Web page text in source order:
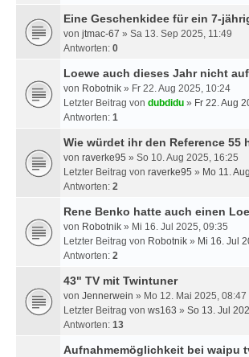
Eine Geschenkidee für ein 7-
von jtmac-67 » Sa 13. Sep 2025, 11:49
Antworten: 0
Loewe auch dieses Jahr nicht auf
von Robotnik » Fr 22. Aug 2025, 10:24
Letzter Beitrag von dubdidu » Fr 22. Aug
Antworten: 1
Wie würdet ihr den Reference 55
von raverke95 » So 10. Aug 2025, 16:25
Letzter Beitrag von raverke95 » Mo 11.
Antworten: 2
Rene Benko hatte auch einen
von Robotnik » Mi 16. Jul 2025, 09:35
Letzter Beitrag von Robotnik » Mi 16. Jul
Antworten: 2
43" TV mit Twintuner
von Jennerwein » Mo 12. Mai 2025, 08:47
Letzter Beitrag von ws163 » So 13. Jul
Antworten: 13
Aufnahmemöglichkeit bei waipu